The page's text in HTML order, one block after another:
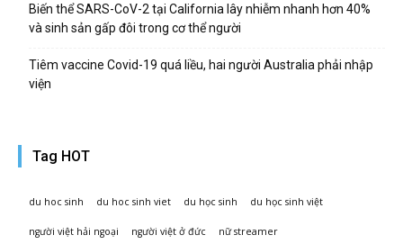
Biến thể SARS-CoV-2 tại California lây nhiễm nhanh hơn 40%
và sinh sản gấp đôi trong cơ thể người
Tiêm vaccine Covid-19 quá liều, hai người Australia phải nhập
viện
Tag HOT
du hoc sinh du hoc sinh viet du học sinh du học sinh việt
người việt hải ngoại người việt ở đức nữ streamer